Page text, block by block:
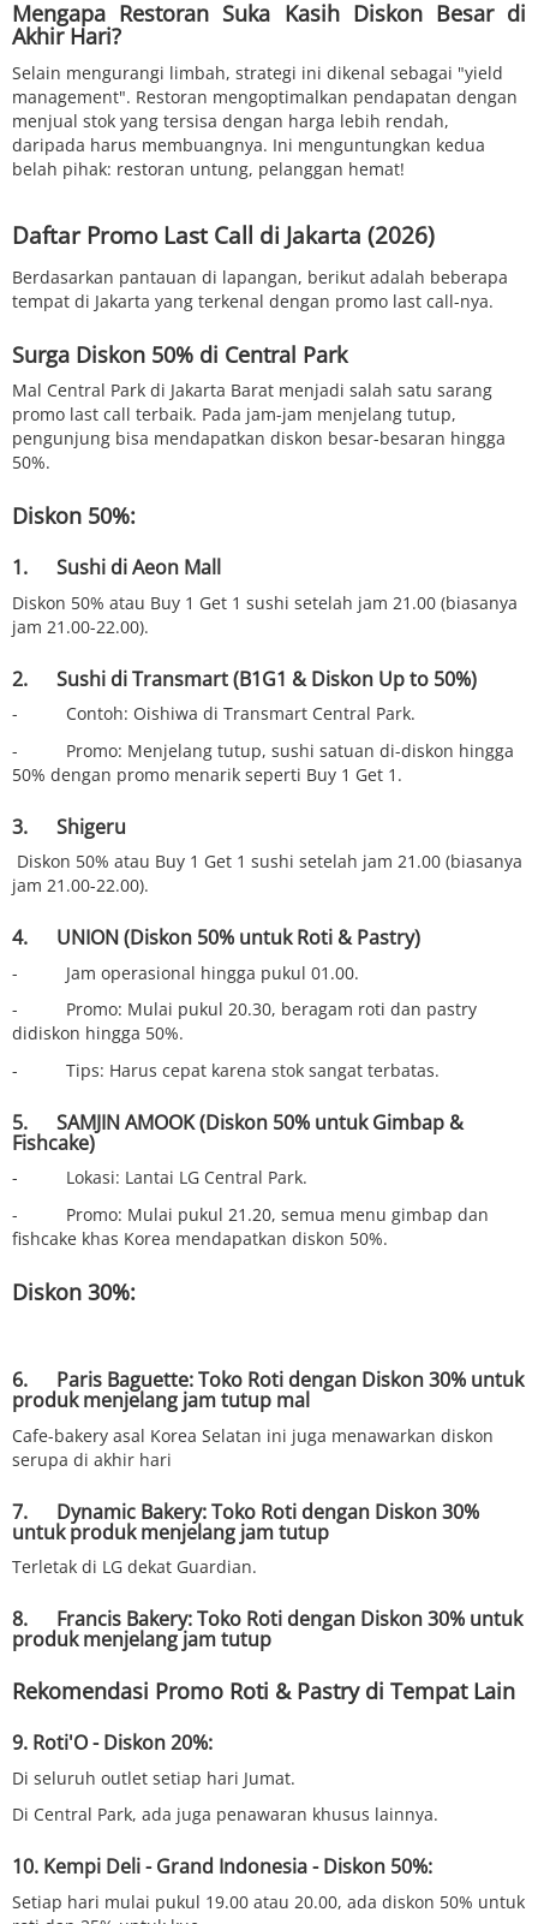
Mengapa Restoran Suka Kasih Diskon Besar di
Akhir Hari?
Selain mengurangi limbah, strategi ini dikenal sebagai "yield
management". Restoran mengoptimalkan pendapatan dengan
menjual stok yang tersisa dengan harga lebih rendah,
daripada harus membuangnya. Ini menguntungkan kedua
belah pihak: restoran untung, pelanggan hemat!
Daftar Promo Last Call di Jakarta (2026)
Berdasarkan pantauan di lapangan, berikut adalah beberapa
tempat di Jakarta yang terkenal dengan promo last call-nya.
Surga Diskon 50% di Central Park
Mal Central Park di Jakarta Barat menjadi salah satu sarang
promo last call terbaik. Pada jam-jam menjelang tutup,
pengunjung bisa mendapatkan diskon besar-besaran hingga
50%.
Diskon 50%:
1. Sushi di Aeon Mall
Diskon 50% atau Buy 1 Get 1 sushi setelah jam 21.00 (biasanya
jam 21.00-22.00).
2. Sushi di Transmart (B1G1 & Diskon Up to 50%)
- Contoh: Oishiwa di Transmart Central Park.
- Promo: Menjelang tutup, sushi satuan di-diskon hingga
50% dengan promo menarik seperti Buy 1 Get 1.
3. Shigeru
Diskon 50% atau Buy 1 Get 1 sushi setelah jam 21.00 (biasanya
jam 21.00-22.00).
4. UNION (Diskon 50% untuk Roti & Pastry)
- Jam operasional hingga pukul 01.00.
- Promo: Mulai pukul 20.30, beragam roti dan pastry
didiskon hingga 50%.
- Tips: Harus cepat karena stok sangat terbatas.
5. SAMJIN AMOOK (Diskon 50% untuk Gimbap &
Fishcake)
- Lokasi: Lantai LG Central Park.
- Promo: Mulai pukul 21.20, semua menu gimbap dan
fishcake khas Korea mendapatkan diskon 50%.
Diskon 30%:
6. Paris Baguette: Toko Roti dengan Diskon 30% untuk
produk menjelang jam tutup mal
Cafe-bakery asal Korea Selatan ini juga menawarkan diskon
serupa di akhir hari
7. Dynamic Bakery: Toko Roti dengan Diskon 30%
untuk produk menjelang jam tutup
Terletak di LG dekat Guardian.
8. Francis Bakery: Toko Roti dengan Diskon 30% untuk
produk menjelang jam tutup
Rekomendasi Promo Roti & Pastry di Tempat Lain
9. Roti'O - Diskon 20%:
Di seluruh outlet setiap hari Jumat.
Di Central Park, ada juga penawaran khusus lainnya.
10. Kempi Deli - Grand Indonesia - Diskon 50%:
Setiap hari mulai pukul 19.00 atau 20.00, ada diskon 50% untuk